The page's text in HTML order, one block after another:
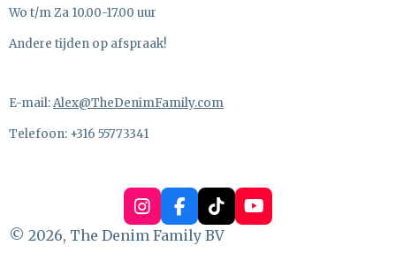
Wo t/m Za 10.00-17.00 uur
Andere tijden op afspraak!
E-mail:Alex@TheDenimFamily.com
Telefoon: +316 55773341
I
n
s
F
a
c
T
i
k
Y
o
© 2026, The Denim Family BV